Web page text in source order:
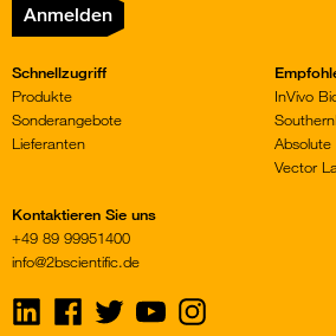
Anmelden
Schnellzugriff
Produkte
Sonderangebote
Lieferanten
InVivo
Vector
Kontaktieren Sie uns
+49 89 99951400
info@2bscientific.de
Visit
us
on
Visit
on
Visit
us
on
Visit
us
on
Visit
us
on